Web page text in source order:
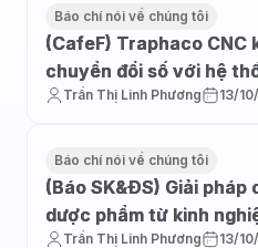
Báo chí nói về chúng tôi
(CafeF) Traphaco CNC
chuyển đổi số với hệ
Trần Thị Linh Phương 13/
Báo chí nói về chúng tôi
(Báo SK&ĐS) Giải pháp
dược phẩm từ kinh
Trần Thị Linh Phương 13/